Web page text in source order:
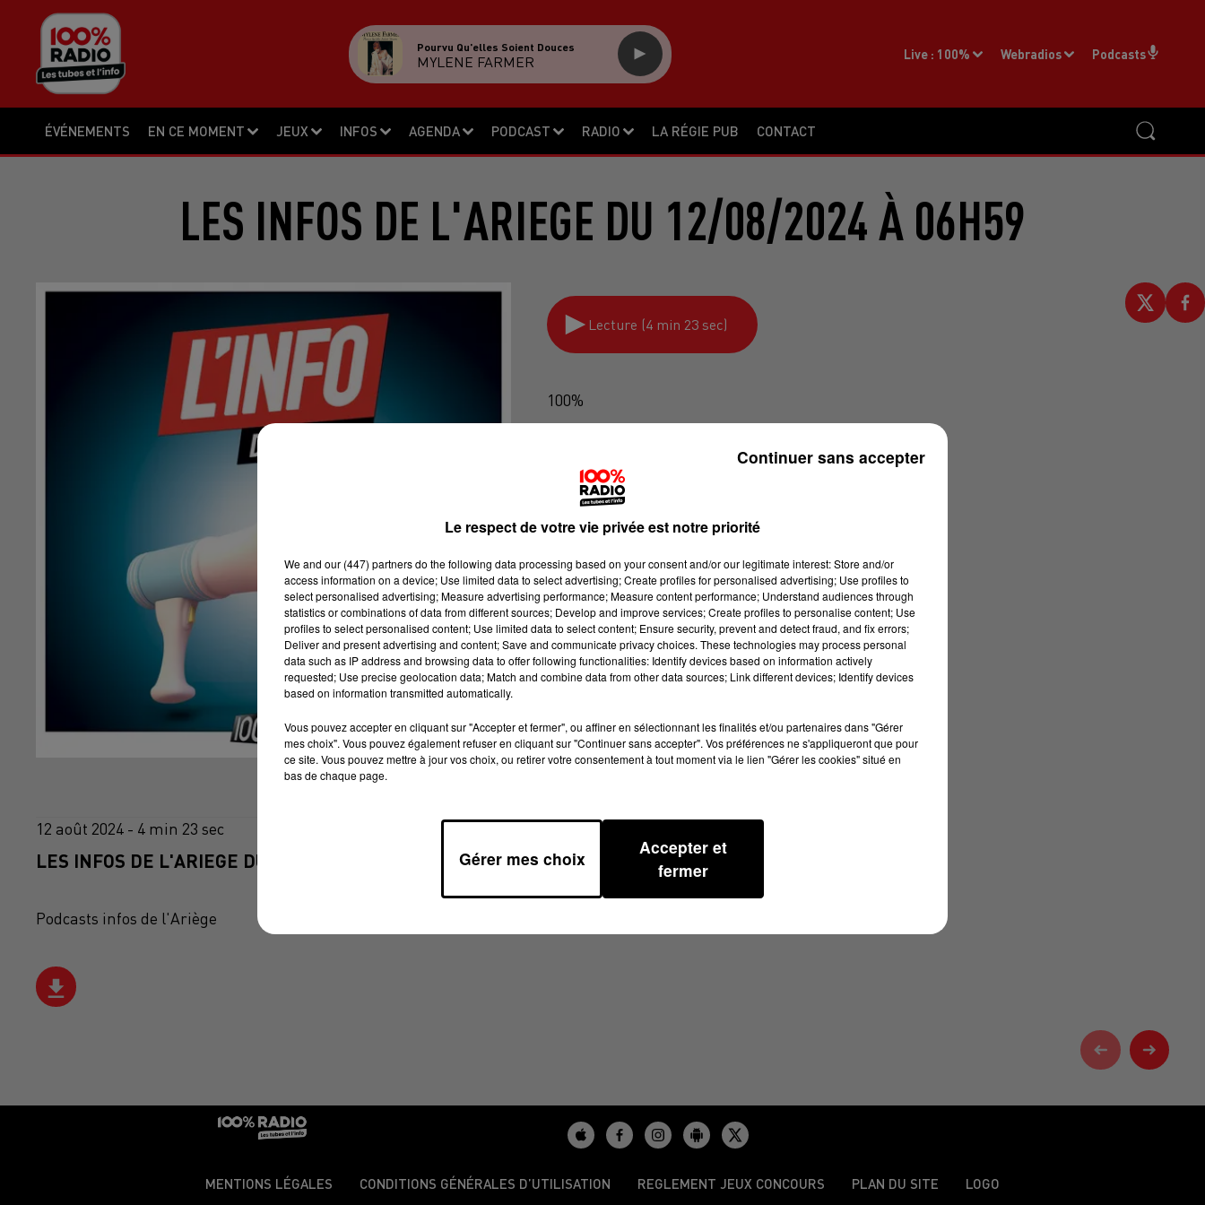
ÉVÉNEMENTS EN CE MOMENT JEUX INFOS AGENDA PODCAST RADIO LA RÉGIE PUB CONTACT
Live : 100% Webradios Podcasts
Pourvu Qu'elles Soient Douces
MYLENE FARMER
LES INFOS DE L'ARIEGE DU 12/08/2024 À 06H59
Lecture (4 min 23 sec)
100%
12 août 2024 - 4 min 23 sec
LES INFOS DE L'ARIEGE DU 12/08/2024 À 06H59
Podcasts infos de l'Ariège
MENTIONS LÉGALES CONDITIONS GÉNÉRALES D’UTILISATION REGLEMENT JEUX CONCOURS PLAN DU SITE LOGO
Le respect de votre vie privée est notre priorité
We and our (447) partnersdo the following data processing based on your consent and/or our legitimate interest: Store and/or
access information on a device; Use limited data to select advertising; Create profiles for personalised advertising; Use profiles to
select personalised advertising; Measure advertising performance; Measure content performance; Understand audiences through
statistics or combinations of data from different sources; Develop and improve services; Create profiles to personalise content; Use
profiles to select personalised content; Use limited data to select content; Ensure security, prevent and detect fraud, and fix errors;
Deliver and present advertising and content; Save and communicate privacy choices. These technologies may process personal
data such as IP address and browsing data to offer following functionalities: Identify devices based on information actively
requested; Use precise geolocation data; Match and combine data from other data sources; Link different devices; Identify devices
based on information transmitted automatically.
Vous pouvez accepter en cliquant sur "Accepter et fermer", ou affiner en sélectionnant les finalités et/ou partenaires dans "Gérer
mes choix". Vous pouvez également refuser en cliquant sur "Continuer sans accepter". Vos préférences ne s'appliqueront que pour
ce site. Vous pouvez mettre à jour vos choix, ou retirer votre consentement à tout moment via le lien "Gérer les cookies" situé en
bas de chaque page.
Gérer mes choix
Accepter et
fermer
Continuer sans accepter